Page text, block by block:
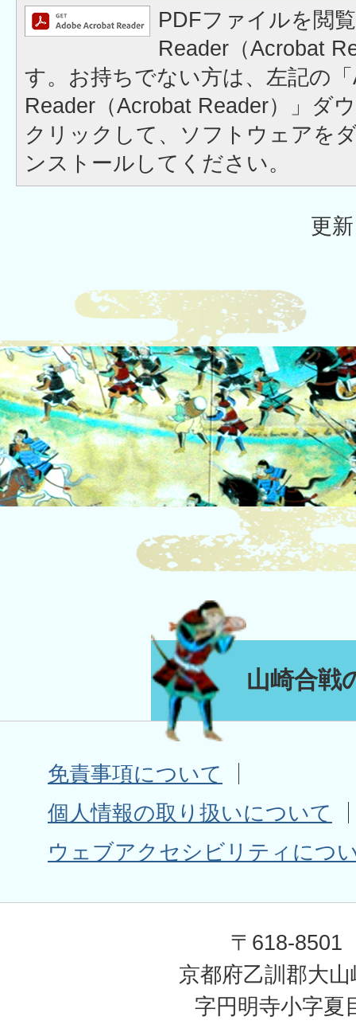
PDFファイルを閲
Reader（Acrobat
す。お持ちでない方は、左記の
Reader（Acrobat Reader）」ダ
クリックして、ソフトウェアを
ンストールしてください。
更
山崎合戦
免責事項について
個人情報の取り扱いについて
ウェブアクセシビリティにつ
〒618-8501
京都府乙訓郡大山
字円明寺小字夏